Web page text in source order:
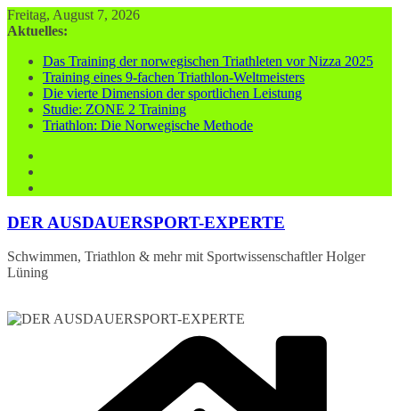
Zum
Inhalt
Freitag, August 7, 2026
Aktuelles:
Das Training der norwegischen Triathleten vor Nizza 2025
Training eines 9-fachen Triathlon-Weltmeisters
Die vierte Dimension der sportlichen Leistung
Studie: ZONE 2 Training
Triathlon: Die Norwegische Methode
DER AUSDAUERSPORT-EXPERTE
Schwimmen, Triathlon & mehr mit Sportwissenschaftler Holger
Lüning